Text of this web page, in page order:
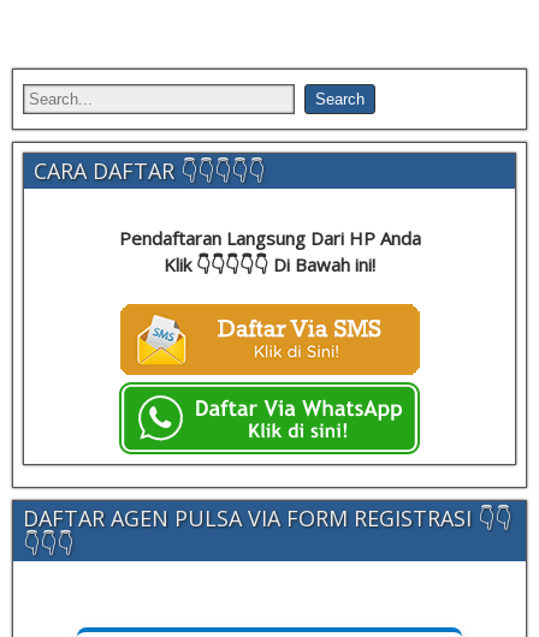
CARA DAFTAR 👇👇👇👇👇
Pendaftaran Langsung Dari HP Anda
Klik 👇👇👇👇👇 Di Bawah ini!
DAFTAR AGEN PULSA VIA FORM REGISTRASI 👇👇
👇👇👇